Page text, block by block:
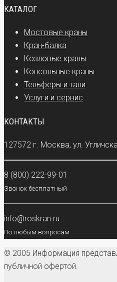
КАТАЛОГ
Мостовые краны
Кран-балка
Козловые краны
Консольные краны
Тельферы и тали
Услуги и сервис
КОНТАКТЫ
127572 г. Москва, ул.
8 (800) 222-99-01
Звонок бесплатный
info@roskran.ru
По любым вопросам
© 2005 Информация
публичной офертой.